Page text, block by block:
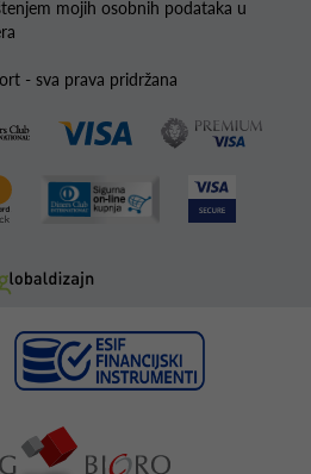
mojih osobnih podataka u
- sva prava pridržana